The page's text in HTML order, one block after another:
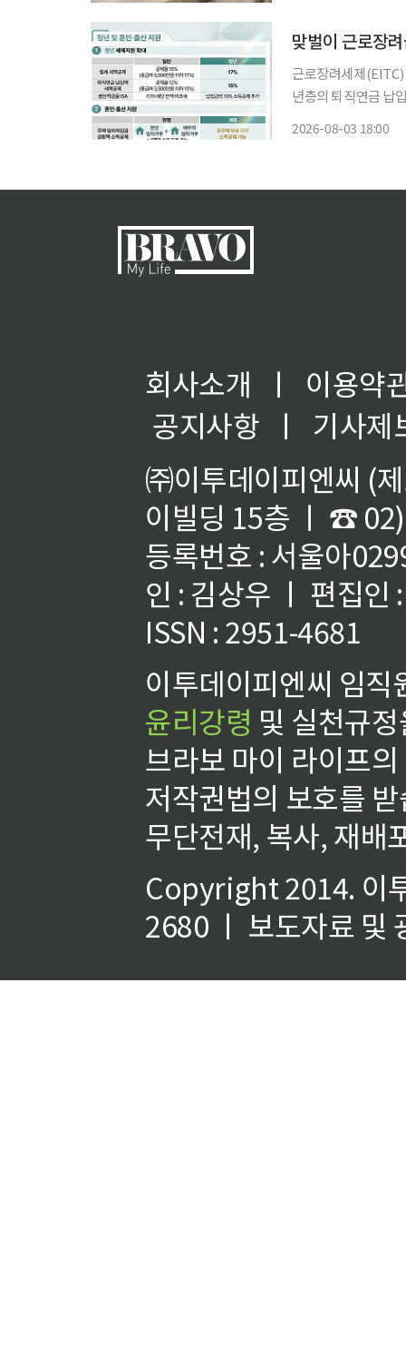
맞벌이 근로장
근로장려세제(EITC)
년층의 퇴직연금 납입
2026-08-03 18:00
회사소개 ㅣ
이용약
공지사항
ㅣ
기사제
㈜이투데이피엔씨 (
이빌딩 15층 ㅣ ☎
등록번호 : 서울아
인 : 김상우 ㅣ 편집인
ISSN : 2951-4681
이투데이피엔씨 임
윤리강령 및 실천규
브라보 마이 라이프
저작권법의 보호를
무단전재, 복사, 재배
Copyright 2014. 이
2680 ㅣ 보도자료